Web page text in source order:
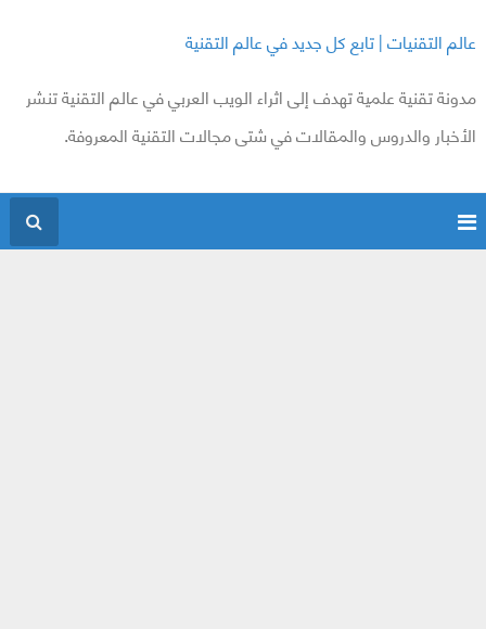
عالم التقنيات | تابع كل جديد في عالم التقنية
مدونة تقنية علمية تهدف إلى اثراء الويب العربي في عالم التقنية تنشر
الأخبار والدروس والمقالات في شتى مجالات التقنية المعروفة.